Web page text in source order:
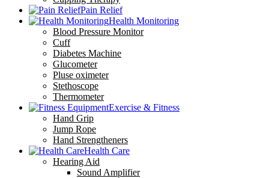
Pain Relief
Health Monitoring
Blood Pressure Monitor
Cuff
Diabetes Machine
Glucometer
Pluse oximeter
Stethoscope
Thermometer
Exercise & Fitness
Hand Grip
Jump Rope
Hand Strengtheners
Health Care
Hearing Aid
Sound Amplifier